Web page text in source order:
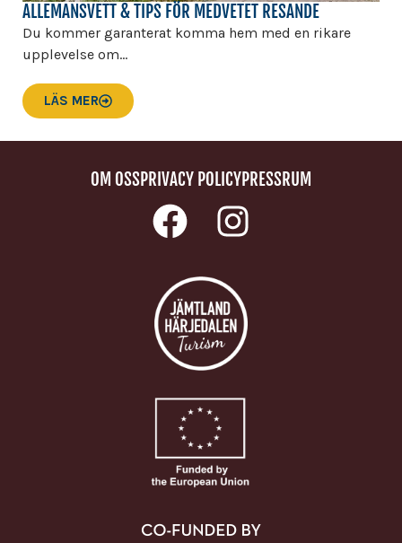
ALLEMANSVETT & TIPS FÖR MEDVETET RESANDE
Du kommer garanterat komma hem med en rikare
upplevelse om...
LÄS MER
OM OSSPRIVACY POLICYPRESSRUM